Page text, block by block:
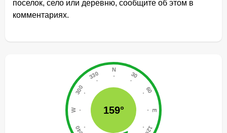
поселок, село или деревню, сообщите об этом в
комментариях.
159°